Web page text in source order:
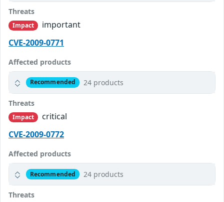
Threats
Impact
important
CVE-2009-0771
Affected products
Recommended 24 products
Threats
Impact
critical
CVE-2009-0772
Affected products
Recommended 24 products
Threats